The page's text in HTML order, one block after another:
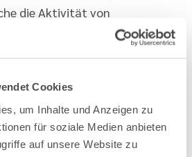
Cookies
um Inhalte und Anzeigen zu
für soziale Medien anbieten
auf unsere Website zu
die Aktivität von
durch Umwandlung in
Vorlesungen mikroskopischer
Anatomie, „wir haben eine neue
die Freiwilligenspende,